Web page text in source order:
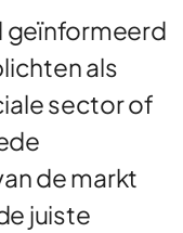
geïnformeerd
als
sector of
de markt
juiste